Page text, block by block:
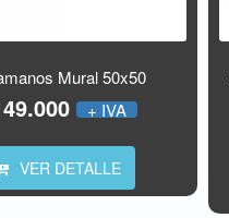
Mural 50x50
+ IVA
VER DETALLE